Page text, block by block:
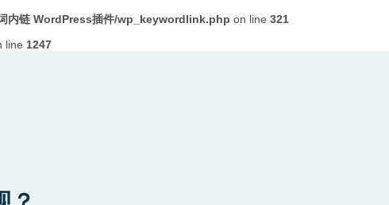
链 WordPress插件/wp_keywordlink.php on line 321
line 1247